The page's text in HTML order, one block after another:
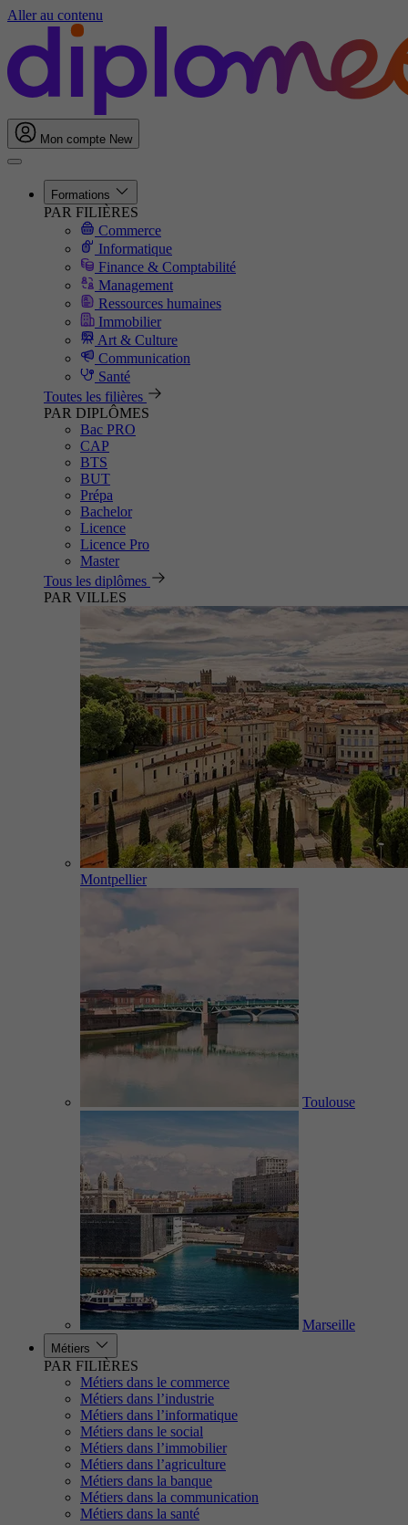
Aller au contenu
Mon compte New
Formations
PAR FILIÈRES
Commerce
Informatique
Finance & Comptabilité
Management
Ressources humaines
Immobilier
Art & Culture
Communication
Santé
Toutes les filières
PAR DIPLÔMES
Bac PRO
CAP
BTS
BUT
Prépa
Bachelor
Licence
Licence Pro
Master
Tous les diplômes
PAR VILLES
Montpellier
Toulouse
Marseille
Métiers
PAR FILIÈRES
Métiers dans le commerce
Métiers dans l’industrie
Métiers dans l’informatique
Métiers dans le social
Métiers dans l’immobilier
Métiers dans l’agriculture
Métiers dans la banque
Métiers dans la communication
Métiers dans la santé